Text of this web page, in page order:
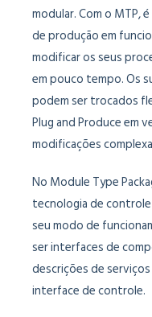
modular. Com o MTP,
de produção em
modificar os seus
em pouco tempo. Os
podem ser trocados
Plug and Produce em
modificações
No Module Type
tecnologia de
seu modo de
ser interfaces de
descrições de
interface de controle.